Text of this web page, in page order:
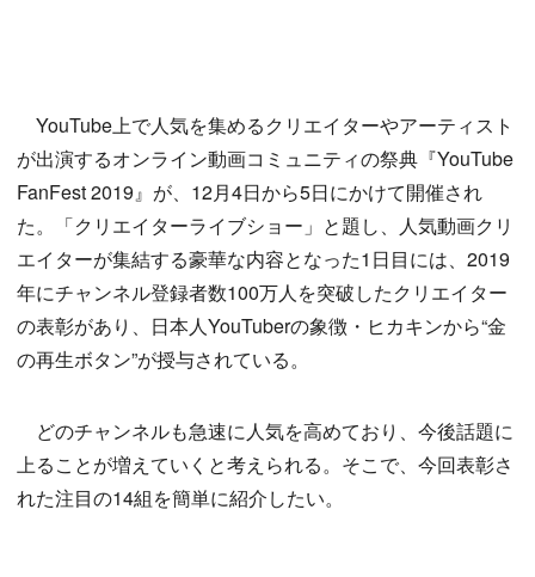
YouTube上で人気を集めるクリエイターやアーティスト
が出演するオンライン動画コミュニティの祭典『YouTube
FanFest 2019』が、12月4日から5日にかけて開催され
た。「クリエイターライブショー」と題し、人気動画クリ
エイターが集結する豪華な内容となった1日目には、2019
年にチャンネル登録者数100万人を突破したクリエイター
の表彰があり、日本人YouTuberの象徴・ヒカキンから“金
の再生ボタン”が授与されている。
どのチャンネルも急速に人気を高めており、今後話題に
上ることが増えていくと考えられる。そこで、今回表彰さ
れた注目の14組を簡単に紹介したい。